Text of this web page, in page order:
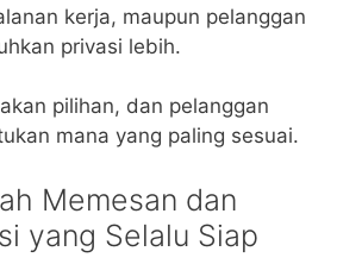
kerja, maupun pelanggan
privasi lebih.
pilihan, dan pelanggan
mana yang paling sesuai.
Memesan dan
yang Selalu Siap